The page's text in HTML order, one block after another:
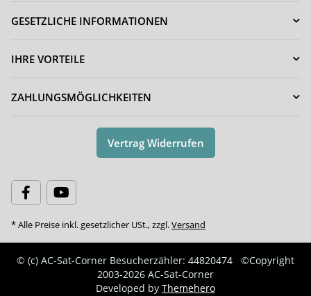
GESETZLICHE INFORMATIONEN
IHRE VORTEILE
ZAHLUNGSMÖGLICHKEITEN
Vertrag Widerrufen
* Alle Preise inkl. gesetzlicher USt., zzgl.Versand
© (c) AC-Sat-Corner Besucherzähler: 44820474
©Copyright
2003-2026 AC-Sat-Corner
Developed by Themehero